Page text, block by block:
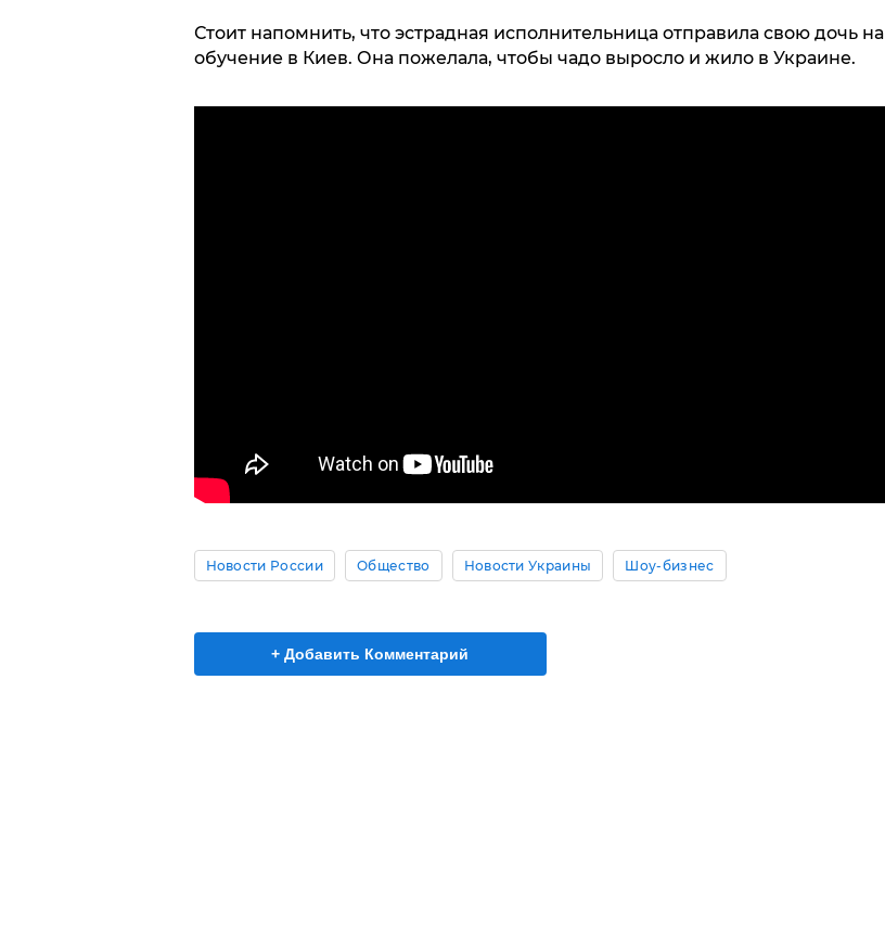
Стоит напомнить, что эстрадная исполнительница отправила свою дочь на
обучение в Киев. Она пожелала, чтобы чадо выросло и жило в Украине.
Новости России Общество Новости Украины Шоу-бизнес
+ Добавить Комментарий